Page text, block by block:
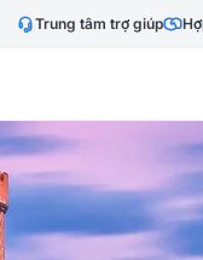
Trung tâm trợ giúp